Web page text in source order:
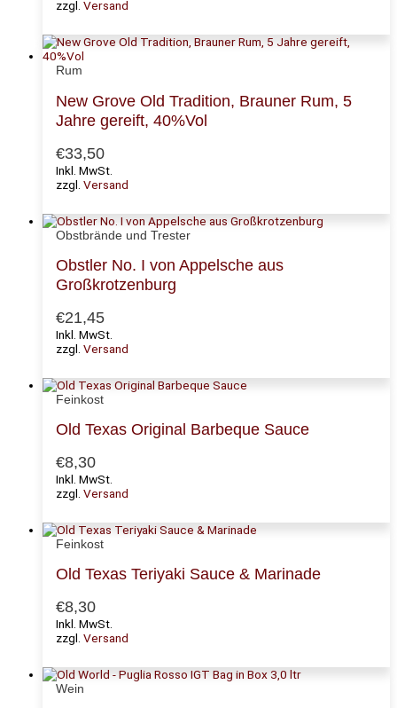
zzgl. Versand
Rum
New Grove Old Tradition, Brauner Rum, 5
Jahre gereift, 40%Vol
€33,50
Inkl. MwSt.
zzgl. Versand
Obstbrände und Trester
Obstler No. I von Appelsche aus
Großkrotzenburg
€21,45
Inkl. MwSt.
zzgl. Versand
Feinkost
Old Texas Original Barbeque Sauce
€8,30
Inkl. MwSt.
zzgl. Versand
Feinkost
Old Texas Teriyaki Sauce & Marinade
€8,30
Inkl. MwSt.
zzgl. Versand
Wein